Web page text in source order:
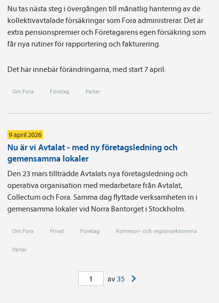
Nu tas nästa steg i övergången till månatlig hantering av de
kollektivavtalade försäkringar som Fora administrerar. Det är
extra pensionspremier och Företagarens egen försäkring som
får nya rutiner för rapportering och fakturering.
Det här innebär förändringarna, med start 7 april:
Om Fora Företag Parter
9 april 2026
Nu är vi Avtalat - med ny företagsledning och
gemensamma lokaler
Den 23 mars tillträdde Avtalats nya företagsledning och
operativa organisation med medarbetare från Avtalat,
Collectum och Fora. Samma dag flyttade verksamheten in i
gemensamma lokaler vid Norra Bantorget i Stockholm.
Om Fora Privat Företag Kommun- och regionsektorerna
Parter
av35